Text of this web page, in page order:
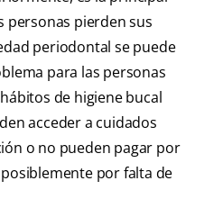
personas pierden sus
periodontal se puede
para las personas
de higiene bucal
acceder a cuidados
o no pueden pagar por
por falta de